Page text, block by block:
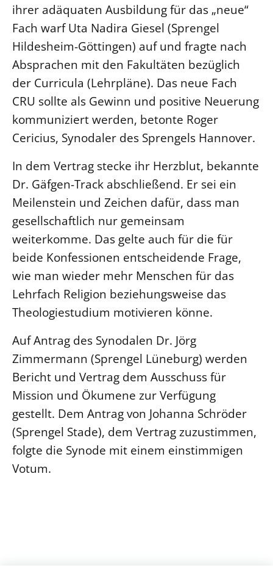
ihrer adäquaten Ausbildung für das „neue“
Fach warf Uta Nadira Giesel (Sprengel
Hildesheim-Göttingen) auf und fragte nach
Absprachen mit den Fakultäten bezüglich
der Curricula (Lehrpläne). Das neue Fach
CRU sollte als Gewinn und positive Neuerung
kommuniziert werden, betonte Roger
Cericius, Synodaler des Sprengels Hannover.
In dem Vertrag stecke ihr Herzblut, bekannte
Dr. Gäfgen-Track abschließend. Er sei ein
Meilenstein und Zeichen dafür, dass man
gesellschaftlich nur gemeinsam
weiterkomme. Das gelte auch für die für
beide Konfessionen entscheidende Frage,
wie man wieder mehr Menschen für das
Lehrfach Religion beziehungsweise das
Theologiestudium motivieren könne.
Auf Antrag des Synodalen Dr. Jörg
Zimmermann (Sprengel Lüneburg) werden
Bericht und Vertrag dem Ausschuss für
Mission und Ökumene zur Verfügung
gestellt. Dem Antrag von Johanna Schröder
(Sprengel Stade), dem Vertrag zuzustimmen,
folgte die Synode mit einem einstimmigen
Votum.